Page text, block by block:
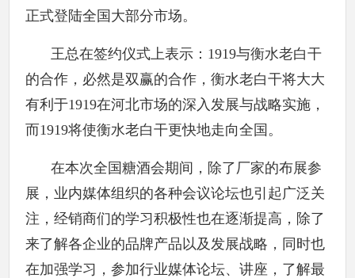
正式登陆全国大部分市场。
王总在签约仪式上表示：1919与衡水老白干
的合作，必然是双赢的合作，衡水老白干将大大
有利于1919在河北市场的深入发展与战略实施，
而1919将使衡水老白干更快地走向全国。
在本次全国糖酒会期间，除了厂家的布展参
展，业内媒体组织的各种会议论坛也引起广泛关
注，经销商们的学习积极性也在逐渐提高，除了
来了解各企业的品牌产品以及发展战略，同时也
在加强学习，参加行业媒体论坛、讲座，了解最